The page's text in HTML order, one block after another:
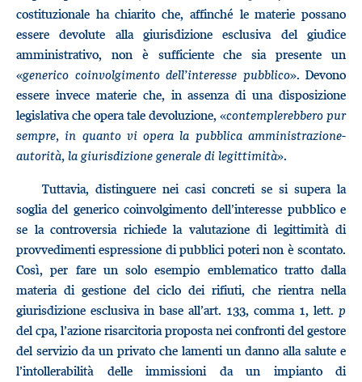
costituzionale ha chiarito che, affinché le materie possano
essere devolute alla giurisdizione esclusiva del giudice
amministrativo, non è sufficiente che sia presente un
«generico coinvolgimento dell’interesse pubblico». Devono
essere invece materie che, in assenza di una disposizione
legislativa che opera tale devoluzione, «contemplerebbero pur
sempre, in quanto vi opera la pubblica amministrazione-
autorità, la giurisdizione generale di legittimità».
Tuttavia, distinguere nei casi concreti se si supera la
soglia del generico coinvolgimento dell’interesse pubblico e
se la controversia richiede la valutazione di legittimità di
provvedimenti espressione di pubblici poteri non è scontato.
Così, per fare un solo esempio emblematico tratto dalla
materia di gestione del ciclo dei rifiuti, che rientra nella
giurisdizione esclusiva in base all’art. 133, comma 1, lett. p
del cpa, l’azione risarcitoria proposta nei confronti del gestore
del servizio da un privato che lamenti un danno alla salute e
l’intollerabilità delle immissioni da un impianto di